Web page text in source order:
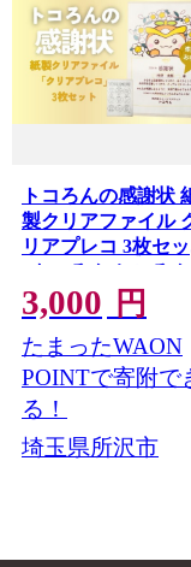
トコろんの感謝状
製クリアファイル
リアプレコ 3枚セ
| トコろん ところん
コロン 感謝状 お礼
クリアファイル 紙製
塗り絵 感謝 お礼 フ
イル 株式会社ディ
ソル 埼玉県 所沢市
3,000 円
たまったWAON
POINTで寄附で
る！
埼玉県所沢市